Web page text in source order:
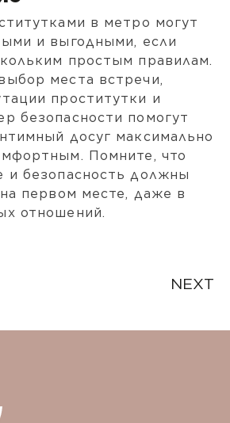
в метро могут
и выгодными, если
простым правилам.
места встречи,
проститутки и
безопасности помогут
досуг максимально
Помните, что
и безопасность должны
первом месте, даже в
отношений.
NEXT